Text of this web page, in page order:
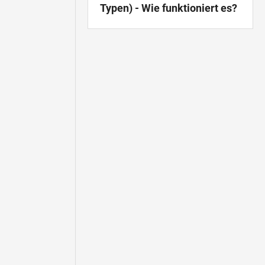
Typen) - Wie funktioniert es?